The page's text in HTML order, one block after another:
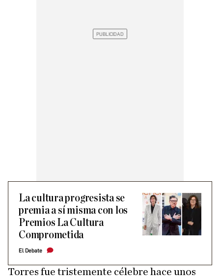
La cultura progresista se
premia a sí misma con los
Premios La Cultura
Comprometida
El Debate
Torres fue tristemente célebre hace unos